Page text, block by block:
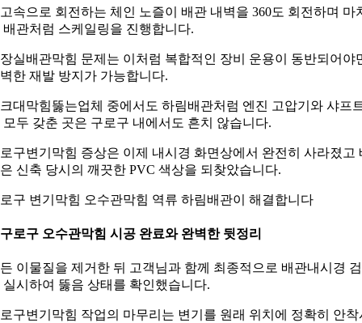
속으로 회전하는 체인 노즐이 배관 내벽을 360도 회전하며 마
배관처럼 스케일링을 진행합니다.
실배관막힘 문제는 이처럼 복합적인 장비 운용이 동반되어야
한 재발 방지가 가능합니다.
대막힘뚫는업체 중에서도 하림배관처럼 엔진 고압기와 샤프
모두 갖춘 곳은 구로구 내에서도 흔치 않습니다.
구변기막힘 증상은 이제 내시경 화면상에서 완전히 사라졌고
신축 당시의 깨끗한 PVC 색상을 되찾았습니다.
구 변기막힘 오수관막힘 역류 하림배관이 해결합니다
로구 오수관막힘 시공 완료와 완벽한 뒷정리
이물질을 제거한 뒤 고객님과 함께 최종적으로 배관내시경
실시하여 뚫음 상태를 확인했습니다.
구변기막힘 작업의 마무리는 변기를 원래 위치에 정확히 안착